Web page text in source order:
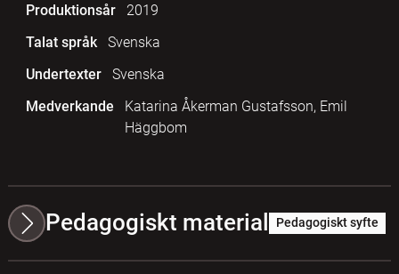
Produktionsår
2019
Talat språk
Svenska
Undertexter
Svenska
Medverkande
Katarina Åkerman Gustafsson, Emil
Häggbom
Pedagogiskt material Pedagogiskt syfte